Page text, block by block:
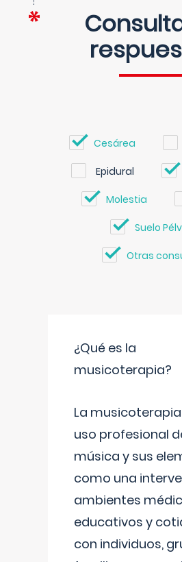
Cesárea
Epidural
Molestia
Suelo
Otras
¿Qué es la
musicoterapia?
La musicoterapia
uso profesional
música y sus
como una
ambientes
educativos y
con individuos,